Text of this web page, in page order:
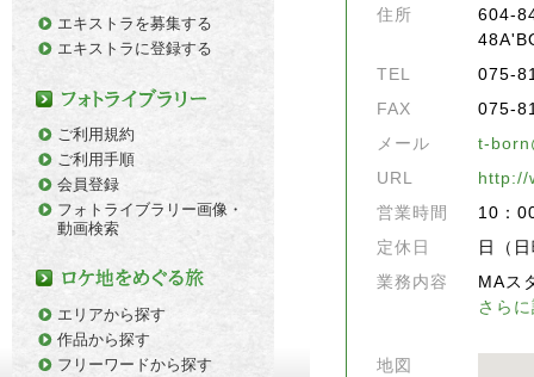
住所
604-
TEL
075-
FAX
075-
メール
t-
URL
http://
営業時間
10：
定休日
日（
業務内容
MAス
さら
地図
エキストラを募集する
エキストラに登録する
ご利用規約
ご利用手順
会員登録
フォトライブラリー画像・
動画検索
エリアから探す
作品から探す
フリーワードから探す